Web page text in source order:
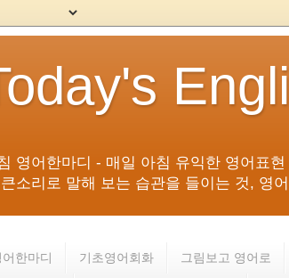
영어한마디 - 매일 아침 유익한 영어표
소리로 말해 보는 습관을 들이는 것, 영
한마디 기초영어회화 그림보고 영어로